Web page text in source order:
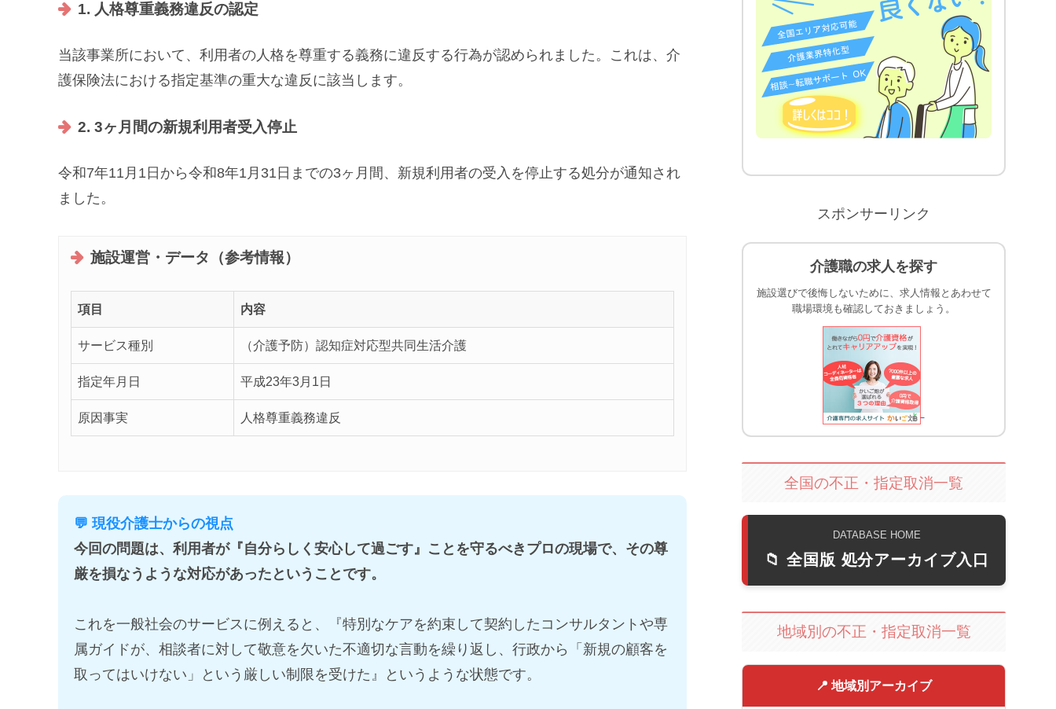
1. 人格尊重義務違反の認定
当該事業所において、利用者の人格を尊重する義務に違反する行為が認められました。これは、介
護保険法における指定基準の重大な違反に該当します。
2. 3ヶ月間の新規利用者受入停止
令和7年11月1日から令和8年1月31日までの3ヶ月間、新規利用者の受入を停止する処分が通知され
ました。
施設運営・データ（参考情報）
項目 内容
サービス種別 （介護予防）認知症対応型共同生活介護
指定年月日 平成23年3月1日
原因事実 人格尊重義務違反
💬 現役介護士からの視点
今回の問題は、利用者が『自分らしく安心して過ごす』ことを守るべきプロの現場で、その尊
厳を損なうような対応があったということです。
これを一般社会のサービスに例えると、『特別なケアを約束して契約したコンサルタントや専
属ガイドが、相談者に対して敬意を欠いた不適切な言動を繰り返し、行政から「新規の顧客を
取ってはいけない」という厳しい制限を受けた』というような状態です。
スポンサーリンク
介護職の求人を探す
施設選びで後悔しないために、求人情報とあわせて
職場環境も確認しておきましょう。
全国の不正・指定取消一覧
DATABASE HOME
📁 全国版 処分アーカイブ入口
地域別の不正・指定取消一覧
📍 地域別アーカイブ